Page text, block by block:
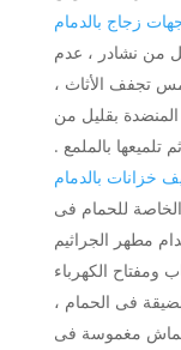
زجاج بالدمام
من نشادر ، عدم
تجفف الأثاث ،
بقليل من
بالملمع .
خزانات بالدمام
الخاصة للحمام فى
مطهر الجراثيم
الكهرباء
فى الحمام ،
قماش مغموسة فى